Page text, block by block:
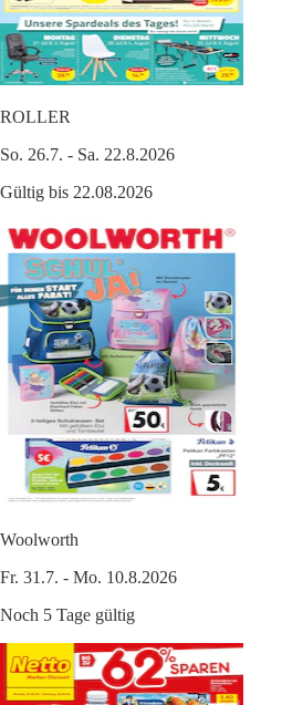
ROLLER
So. 26.7. - Sa. 22.8.2026
Gültig bis 22.08.2026
Woolworth
Fr. 31.7. - Mo. 10.8.2026
Noch 5 Tage gültig